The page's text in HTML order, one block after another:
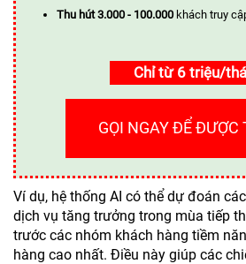
Thu hút 3.000 - 100.000 khách truy
Chỉ từ 6 triệu/
GỌI NGAY ĐỂ ĐƯỢC
Ví dụ, hệ thống AI có thể dự đoán
dịch vụ tăng trưởng trong mùa tiếp
trước các nhóm khách hàng tiềm
hàng cao nhất. Điều này giúp các